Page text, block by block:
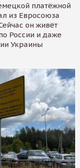
платёжной
из Евросоюза
он живёт
России и даже
Украины